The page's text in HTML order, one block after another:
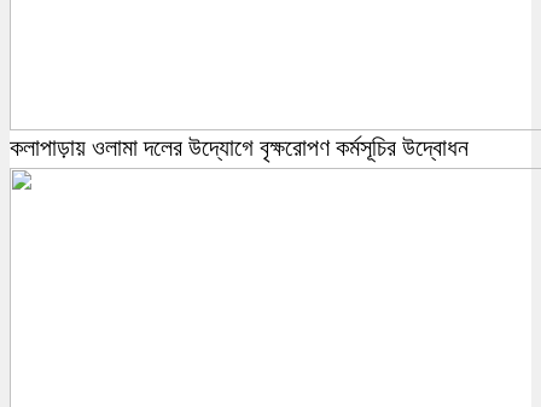
কলাপাড়ায় ওলামা দলের উদ্যোগে বৃক্ষরোপণ কর্মসূচির উদ্বোধন